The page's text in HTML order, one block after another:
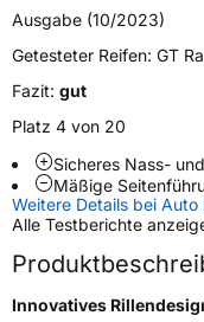
Effizienz D
Nasshaftung
Rollgeräusch (Klasse)A
Rollgeräusch (dB) 69
Fahrzeugklasse
C1
3PMSF /
Ausgabe (10/2023)
Getesteter Reifen: GT
Fazit: gut
Platz 4 von 20
Sicheres Nass-
Mäßige
Weitere Details bei Auto
Alle Testberichte
Innovatives